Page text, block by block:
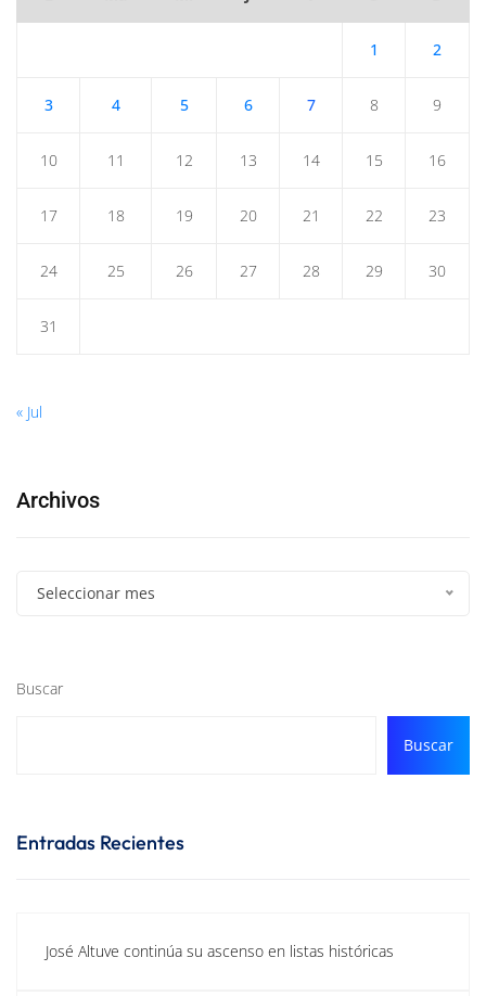
1 2
3 4 5 6 7 8 9
10 11 12 13 14 15 16
17 18 19 20 21 22 23
24 25 26 27 28 29 30
31
« Jul
Archivos
Seleccionar mes
Buscar
Buscar
Entradas Recientes
José Altuve continúa su ascenso en listas históricas